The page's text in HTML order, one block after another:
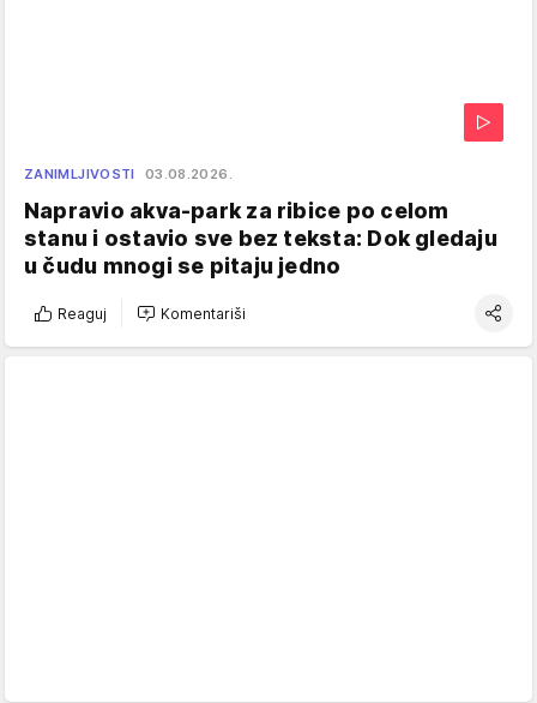
ZANIMLJIVOSTI 03.08.2026.
Napravio akva-park za ribice po celom
stanu i ostavio sve bez teksta: Dok gledaju
u čudu mnogi se pitaju jedno
Reaguj Komentariši